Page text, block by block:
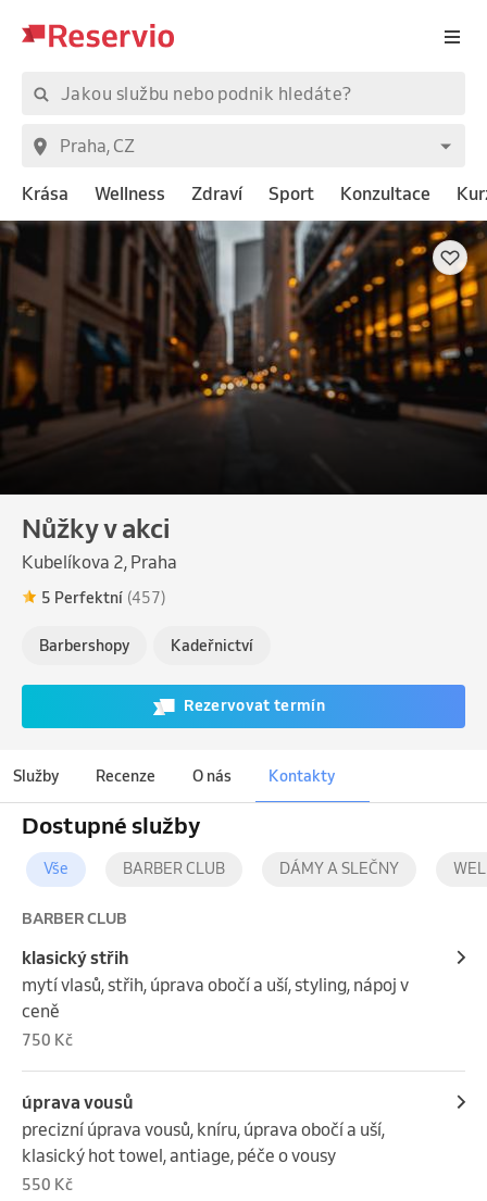
Krása Wellness Zdraví Sport Konzultace
Nůžky v akci
Kubelíkova 2, Praha
5 Perfektní (457)
Barbershopy Kadeřnictví
Rezervovat termín
Služby Recenze O nás Kontakty
Dostupné služby
Vše BARBER CLUB DÁMY A SLEČNY
BARBER CLUB
klasický střih
mytí vlasů, střih, úprava obočí a uší, styling, nápoj v
ceně
750 Kč
úprava vousů
precizní úprava vousů, kníru, úprava obočí a uší,
klasický hot towel, antiage, péče o vousy
550 Kč